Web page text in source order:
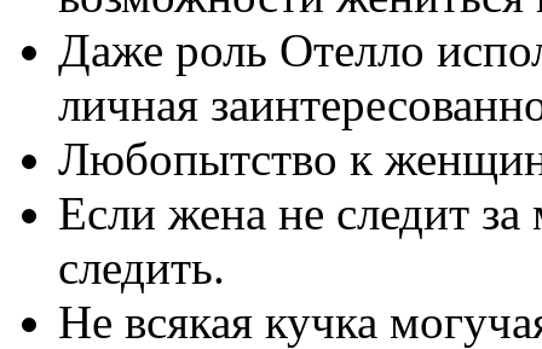
Даже роль Отелло
личная
Любопытство к
Если жена не следит
следить.
Не всякая кучка